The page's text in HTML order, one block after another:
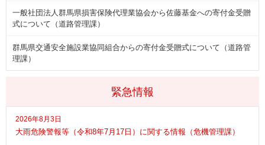
緊急情報
2026年8月3日
大雨危険警報等（令和8年7月17日）に関する情報（危機管理課）
一般社団法人群馬県損害保険代理業協会から佐藤基金への寄付金受贈
式について（道路管理課）
群馬県交通安全施設業協同組合からの寄付金受贈式について（道路管
理課）